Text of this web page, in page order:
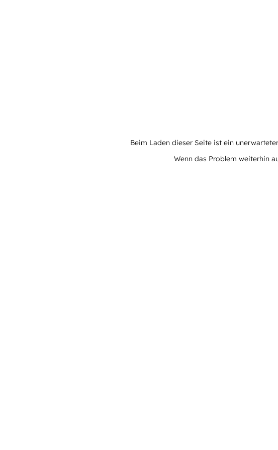
Beim Laden dieser Seite ist ein
Wenn das Problem weiterhin